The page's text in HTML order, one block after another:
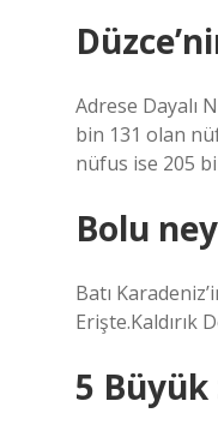
Adrese Dayalı
bin 131 olan
nüfus ise 205
Bolu
Batı
Erişte.Kaldırık
5 Büyük